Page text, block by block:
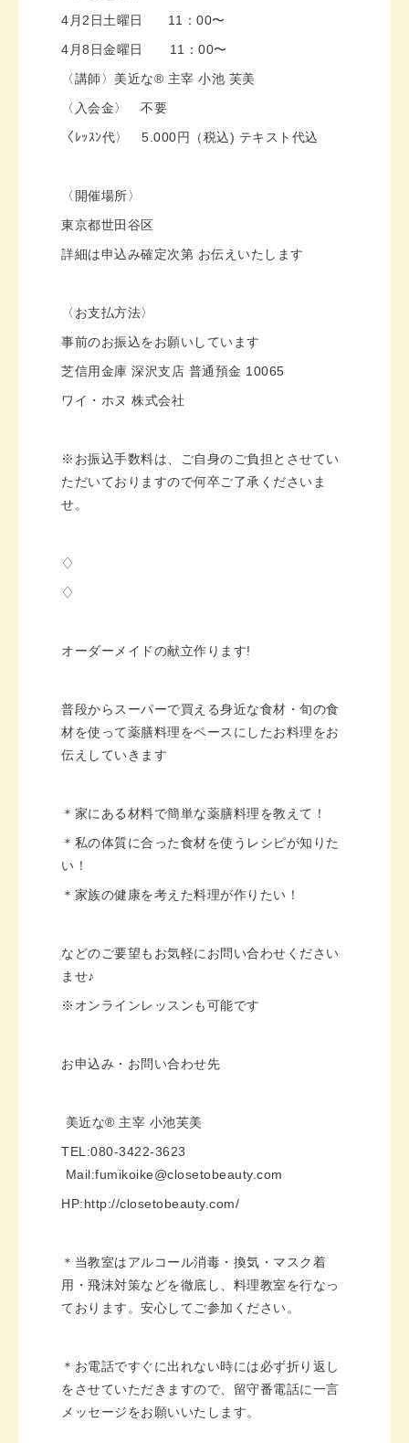
4月2日土曜日 11：00〜
4月8日金曜日 11：00〜
〈講師〉美近な®︎ 主宰 小池 芙美
〈入会金〉 不要
〈ﾚｯｽﾝ代〉 5.000円（税込) テキスト代込
〈開催場所〉
東京都世田谷区
詳細は申込み確定次第 お伝えいたします
〈お支払方法〉
事前のお振込をお願いしています
芝信用金庫 深沢支店 普通預金 10065
ワイ・ホヌ 株式会社
※お振込手数料は、ご自身のご負担とさせてい
ただいておりますので何卒ご了承くださいま
せ。
♢
♢
オーダーメイドの献立作ります!
普段からスーパーで買える身近な食材・旬の食
材を使って薬膳料理をベースにしたお料理をお
伝えしていきます
＊家にある材料で簡単な薬膳料理を教えて！
＊私の体質に合った食材を使うレシピが知りた
い！
＊家族の健康を考えた料理が作りたい！
などのご要望もお気軽にお問い合わせください
ませ♪
※オンラインレッスンも可能です
お申込み・お問い合わせ先
美近な®︎ 主宰 小池芙美
TEL:080-3422-3623
Mail:fumikoike@closetobeauty.com
HP:http://closetobeauty.com/
＊当教室はアルコール消毒・換気・マスク着
用・飛沫対策などを徹底し、料理教室を行なっ
ております。安心してご参加ください。
＊お電話ですぐに出れない時には必ず折り返し
をさせていただきますので、留守番電話に一言
メッセージをお願いいたします。